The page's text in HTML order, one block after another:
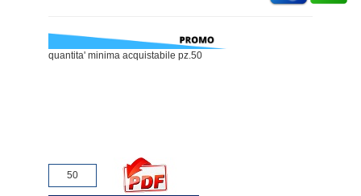
quantita' minima acquistabile pz.50